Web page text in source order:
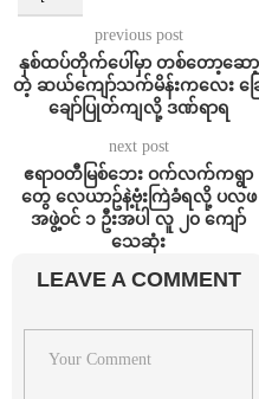
previous post
နှစ်ထပ်တိုက်ပေါ်မှာ တစ်တော့ဆော့
တဲ့ ဆယ်ကျော်သက်မိန်းကလေး ခြ
ချော်ပြုတ်ကျလို့ ဒဏ်ရာရ
next post
ဧရာဝတီမြစ်ဘေး ဝက်လက်ကရွာ
တွေ လေယာဥ်နဲ့ဗုံးကြဲခံရလို့ ပလဖ
အဖွဲ့ဝင် ၁ ဦးအပါ လူ ၂၀ ကျော်
သေဆုံး
LEAVE A COMMENT